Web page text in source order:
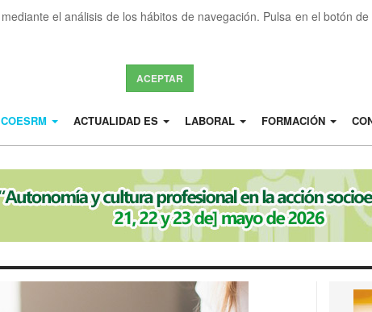
el análisis de los hábitos de navegación. Pulsa en el botón
ACEPTAR
ACTUALIDAD ES LABORAL FORMACIÓN